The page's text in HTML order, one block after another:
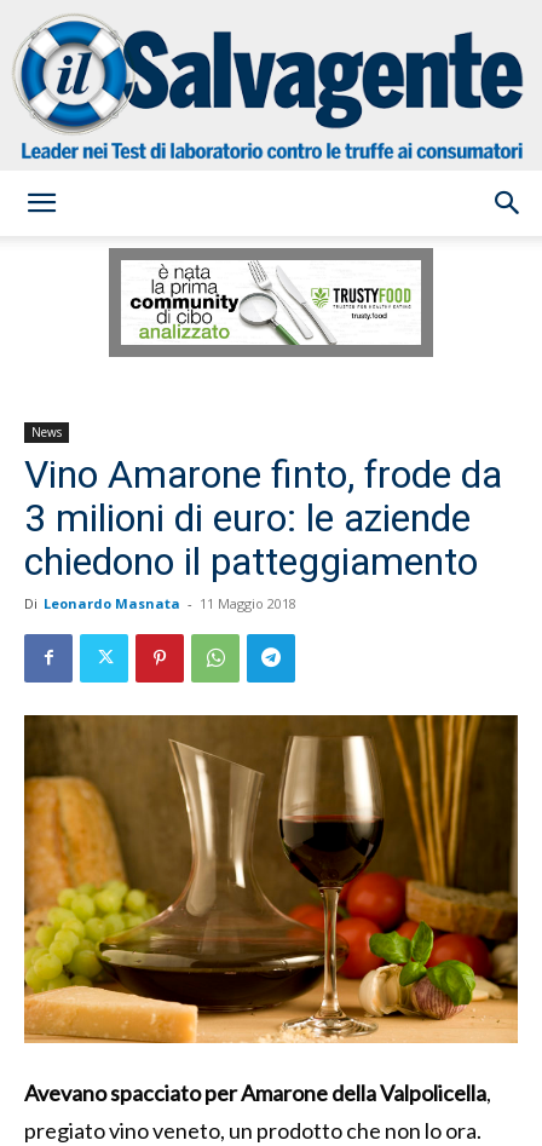
Salvagente
News
Vino Amarone finto, frode da
3 milioni di euro: le aziende
chiedono il patteggiamento
Di Leonardo Masnata - 11 Maggio 2018
Avevano spacciato per Amarone della Valpolicella,
pregiato vino veneto, un prodotto che non lo ora.